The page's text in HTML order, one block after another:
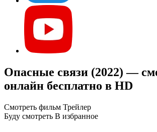
Опасные связи (2022) —
онлайн бесплатно в HD
Смотреть фильм Трейлер
Буду смотреть В избранное